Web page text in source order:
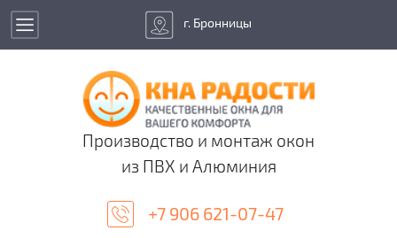
г. Бронницы
Производство и монтаж окон
из ПВХ и Алюминия
+7 906 621-07-47